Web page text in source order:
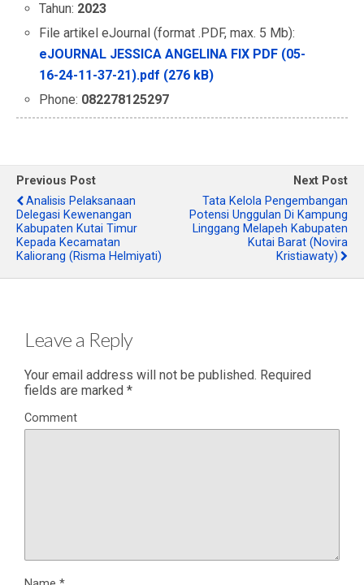
Tahun: 2023
File artikel eJournal (format .PDF, max. 5 Mb):
eJOURNAL JESSICA ANGELINA FIX PDF (05-
16-24-11-37-21).pdf (276 kB)
Phone: 082278125297
Previous Post
Analisis Pelaksanaan
Delegasi Kewenangan
Kabupaten Kutai Timur
Kepada Kecamatan
Kaliorang (Risma Helmiyati)
Next Post
Tata Kelola Pengembangan
Potensi Unggulan Di Kampung
Linggang Melapeh Kabupaten
Kutai Barat (Novira
Kristiawaty)
Leave a Reply
Your email address will not be published. Required
fields are marked *
Comment